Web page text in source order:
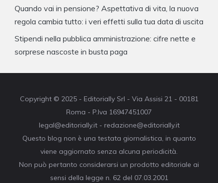
Quando vai in pensione? Aspettativa di vita, la nuova
regola cambia tutto: i veri effetti sulla tua data di uscita
Stipendi nella pubblica amministrazione: cifre nette e
sorprese nascoste in busta paga
Copyright © 2025 - Editorially Srl - Via Assisi 21 - 00181
Roma - P.Iva 16947451007
legal@editorially.it - redazione@editorially.it
Questo blog non è una testata giornalistica, in quanto
viene aggiornato senza alcuna periodicità.
Non può pertanto considerarsi un prodotto editoriale ai
sensi della legge n. 62 del 07.03.2001